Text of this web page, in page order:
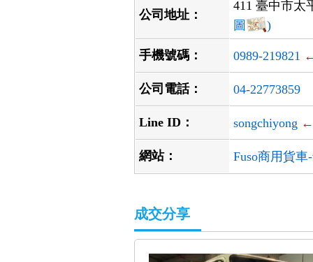
公司地址：
411 臺中市太
圖
)
手機號碼： 0989-219821
公司電話： 04-22773859
Line ID： songchiyong ←
網站： Fuso商用貨
成交分享